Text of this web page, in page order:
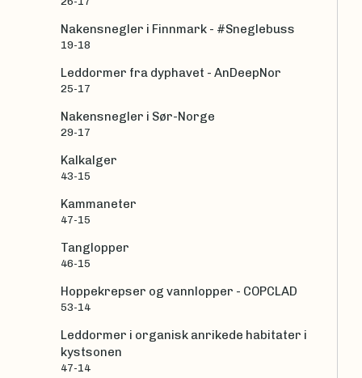
Nakensnegler i Finnmark - #Sneglebuss
19-18
Leddormer fra dyphavet - AnDeepNor
25-17
Nakensnegler i Sør-Norge
29-17
Kalkalger
43-15
Kammaneter
47-15
Tanglopper
46-15
Hoppekrepser og vannlopper - COPCLAD
53-14
Leddormer i organisk anrikede habitater i
kystsonen
47-14